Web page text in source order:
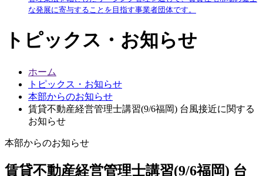
な発展に寄与することを目指す事業者団体です。
トピックス・お知らせ
ホーム
トピックス・お知らせ
本部からのお知らせ
賃貸不動産経営管理士講習(9/6福岡) 台風接近に関する
お知らせ
本部からのお知らせ
賃貸不動産経営管理士講習(9/6福岡) 台